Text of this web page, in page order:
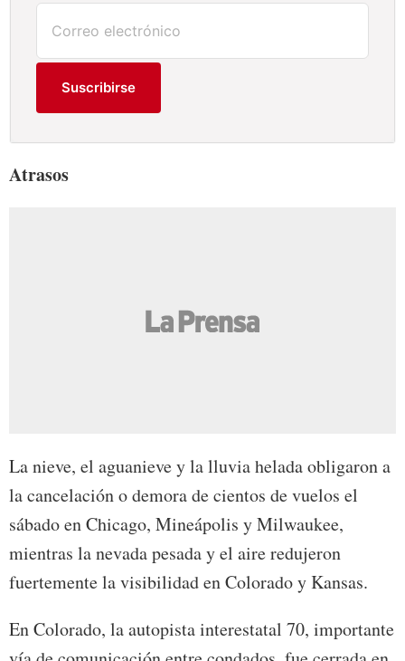
Suscribirse
Atrasos
La nieve, el aguanieve y la lluvia helada obligaron a
la cancelación o demora de cientos de vuelos el
sábado en Chicago, Mineápolis y Milwaukee,
mientras la nevada pesada y el aire redujeron
fuertemente la visibilidad en Colorado y Kansas.
En Colorado, la autopista interestatal 70, importante